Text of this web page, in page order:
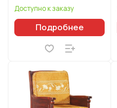
Доступно к заказу
Подробнее